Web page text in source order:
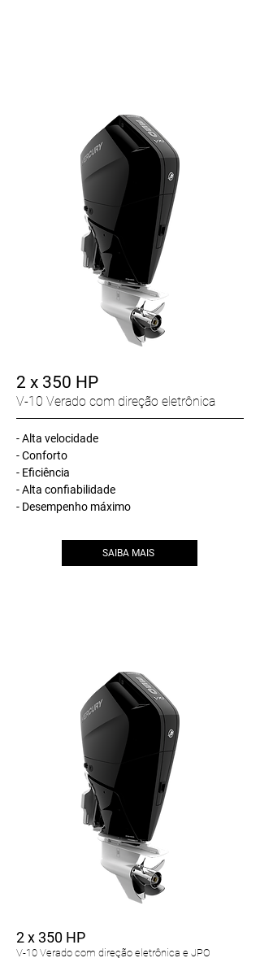
2 x 350 HP
V-10 Verado com direção eletrônica
- Alta velocidade
- Conforto
- Eficiência
- Alta confiabilidade
- Desempenho máximo
SAIBA MAIS
2 x 350 HP
V-10 Verado com direção eletrônica e JPO